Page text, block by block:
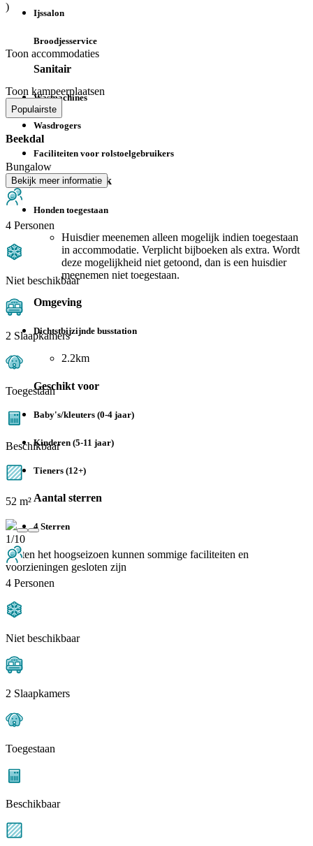
Ijssalon
Broodjesservice
Sanitair
Wasmachines
Wasdrogers
Faciliteiten voor rolstoelgebruikers
Honden op park
Honden toegestaan
Huisdier meenemen alleen mogelijk indien toegestaan
in accommodatie. Verplicht bijboeken als extra. Wordt
deze mogelijkheid niet getoond, dan is een huisdier
meenemen niet toegestaan.
Omgeving
Dichtstbijzijnde busstation
2.2km
Geschikt voor
Baby's/kleuters (0-4 jaar)
Kinderen (5-11 jaar)
Tieners (12+)
Aantal sterren
4 Sterren
Buiten het hoogseizoen kunnen sommige faciliteiten en
voorzieningen gesloten zijn
)
Toon accommodaties
Toon kampeerplaatsen
Populairste
Beekdal
Bungalow
Bekijk meer informatie
4 Personen
Niet beschikbaar
2 Slaapkamers
Toegestaan
Beschikbaar
52 m²
1/10
4 Personen
Niet beschikbaar
2 Slaapkamers
Toegestaan
Beschikbaar